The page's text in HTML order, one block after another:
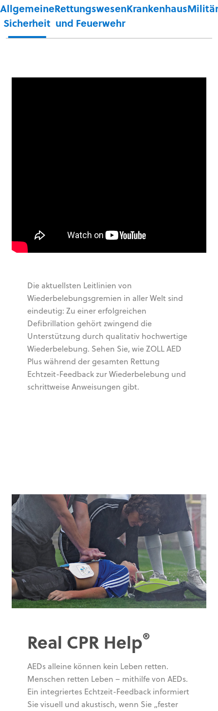
Allgemeine
Sicherheit
Rettungswesen
und Feuerwehr
KrankenhausMilitär
Die aktuellsten Leitlinien von
Wiederbelebungsgremien in aller Welt sind
eindeutig: Zu einer erfolgreichen
Defibrillation gehört zwingend die
Unterstützung durch qualitativ hochwertige
Wiederbelebung. Sehen Sie, wie ZOLL AED
Plus während der gesamten Rettung
Echtzeit-Feedback zur Wiederbelebung und
schrittweise Anweisungen gibt.
Real CPR Help®
AEDs alleine können kein Leben retten.
Menschen retten Leben – mithilfe von AEDs.
Ein integriertes Echtzeit-Feedback informiert
Sie visuell und akustisch, wenn Sie „fester